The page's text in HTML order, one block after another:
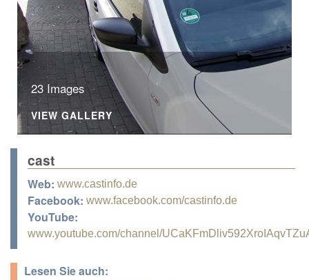
23 Images
VIEW GALLERY
cast
Web: www.castinfo.de
Facebook: www.facebook.com/castinfo.de
YouTube:
www.youtube.com/channel/
Lesen Sie auch: